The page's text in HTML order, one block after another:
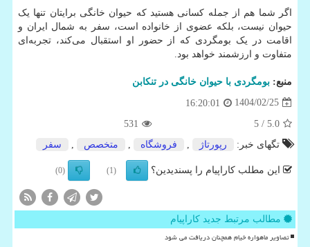
اگر شما هم از جمله کسانی هستید که حیوان خانگی برایتان تنها یک
حیوان نیست، بلکه عضوی از خانواده است، سفر به شمال ایران و
اقامت در یک بومگردی که از حضور او استقبال می‌کند، تجربه‌ای
متفاوت و ارزشمند خواهد بود.
منبع: بومگردی با حیوان خانگی در تنکابن
1404/02/25
16:20:01
5.0
/ 5
531
تگهای خبر:
رپورتاژ فروشگاه متخصص سفر
این مطلب کاراپیام را پسندیدین؟ (1)
(0)
مطالب مرتبط جدید کاراپیام
تصاویر ماهواره خیام همچنان دریافت می شود